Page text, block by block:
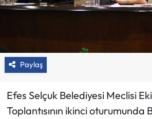
Paylaş
Efes Selçuk Belediyesi Meclisi
Toplantısının ikinci oturumunda